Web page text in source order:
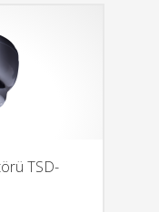
TSD-